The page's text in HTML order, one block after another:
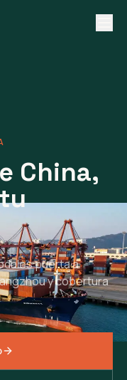
China,
puerta a
y cobertura